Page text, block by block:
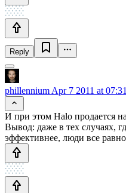
Reply
phillennium Apr 7 2011 at 07:31
И при этом Halo продается
Вывод: даже в тех случаях,
эффективнее, люди все